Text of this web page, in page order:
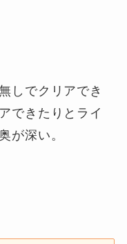
しでクリアでき
できたりとライ
が深い。